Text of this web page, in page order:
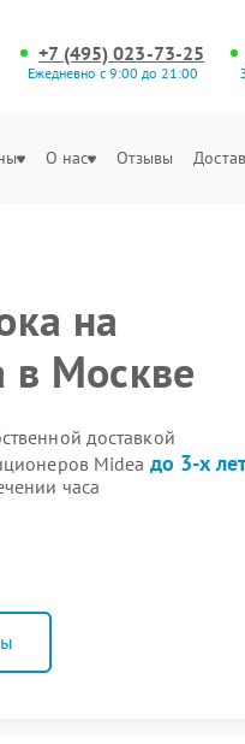
+7 (495) 023-73-25
Ежедневно с 9:00 до 21:00
О нас Отзывы
на
в Москве
доставкой
Midea до 3-х
часа